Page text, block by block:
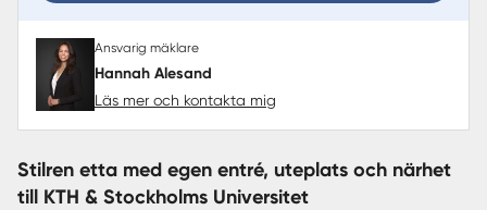
Ansvarig mäklare
Hannah Alesand
Läs mer och kontakta mig
Stilren etta med egen entré, uteplats och närhet
till KTH & Stockholms Universitet